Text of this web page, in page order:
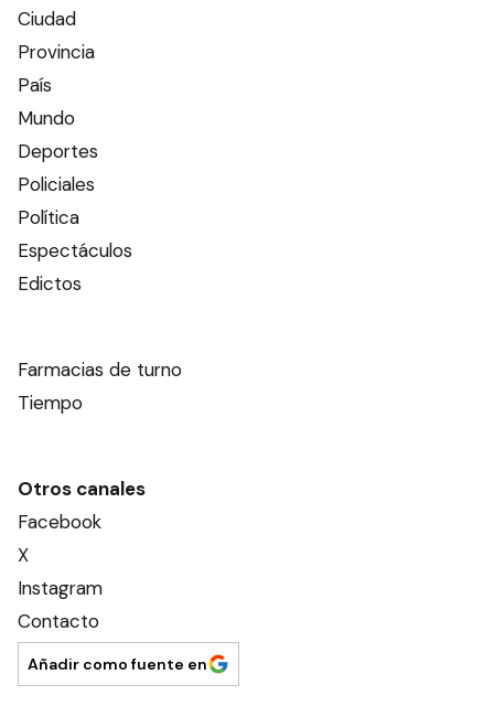
Ciudad
Provincia
País
Mundo
Deportes
Policiales
Política
Espectáculos
Edictos
Farmacias de turno
Tiempo
Otros canales
Facebook
X
Instagram
Contacto
Añadir como fuente en